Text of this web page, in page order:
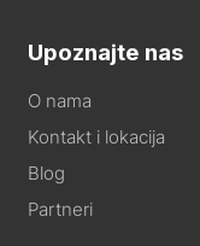
Upoznajte nas
O nama
Kontakt i lokacija
Blog
Partneri